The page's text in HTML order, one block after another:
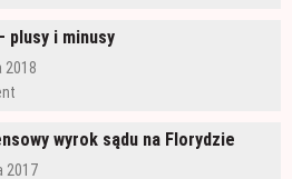
plusy i minusy
2018
wyrok sądu na Florydzie
2017